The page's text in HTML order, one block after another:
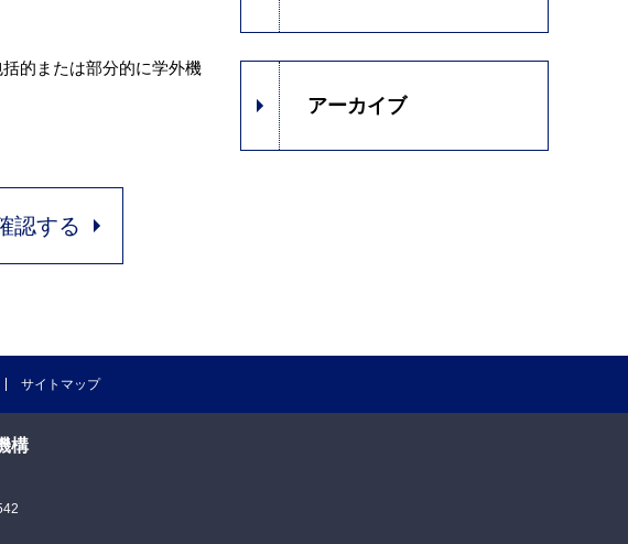
的または部分的に学外機
認する
アーカイブ
サイトマップ
構